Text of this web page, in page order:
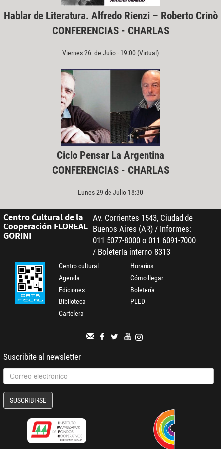
Hablar de Literatura. Alfredo Rienzi – Roberto Crinò
CONFERENCIAS - CHARLAS
Viernes 26 de Julio - 19:00 (Virtual)
Ciclo Pensar La Argentina
CONFERENCIAS - CHARLAS
Lunes 29 de Julio 18:30
Centro Cultural de la
Cooperación FLOREAL
GORINI
Av. Corrientes 1543, Ciudad de
Buenos Aires (AR) / Informes:
011 5077-8000 o 011 6091-7000
/ Boletería interno 8313
Centro cultural
Agenda
Ediciones
Biblioteca
Cartelera
Horarios
Cómo llegar
Boletería
PLED
Suscribite al newsletter
SUSCRIBIRSE